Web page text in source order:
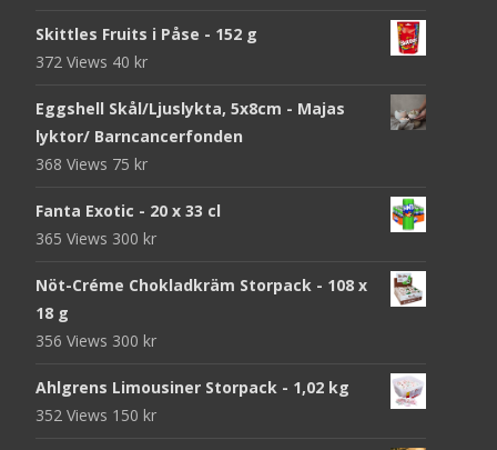
Skittles Fruits i Påse - 152 g
372 Views 40 kr
Eggshell Skål/Ljuslykta, 5x8cm - Majas
lyktor/ Barncancerfonden
368 Views 75 kr
Fanta Exotic - 20 x 33 cl
365 Views 300 kr
Nöt-Créme Chokladkräm Storpack - 108 x
18 g
356 Views 300 kr
Ahlgrens Limousiner Storpack - 1,02 kg
352 Views 150 kr